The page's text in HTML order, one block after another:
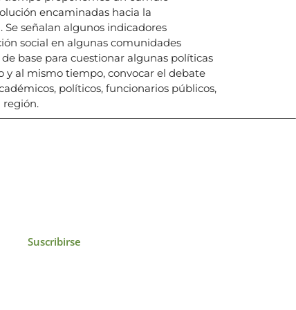
encaminadas hacia la
señalan algunos indicadores
social en algunas comunidades
base para cuestionar algunas políticas
y al mismo tiempo, convocar el debate
políticos, funcionarios públicos,
región.
Suscribirse